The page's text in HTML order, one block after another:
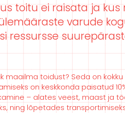
toitu ei raisata ja kus
varude
ressursse
toidust? Seda on kokku
on keskkonda paisatud
– alates veest, maast ja
ning lõpetades